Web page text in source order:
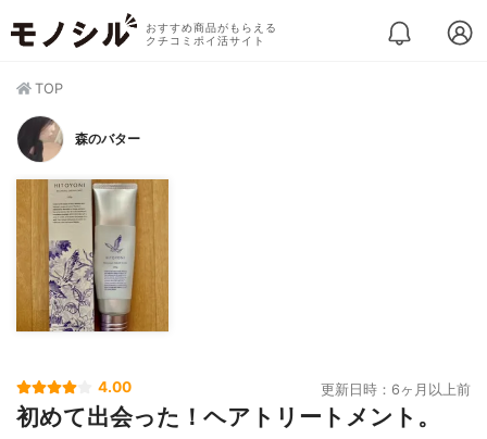
おすすめ商品がもらえる
クチコミポイ活サイト
TOP
森のバター
4.00 更新日時：6ヶ月以上前
初めて出会った！ヘアトリートメント。